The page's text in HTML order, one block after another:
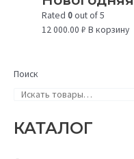
Поиск
КАТАЛОГ
Rated0out of 5
12 000.00₽ В корзину